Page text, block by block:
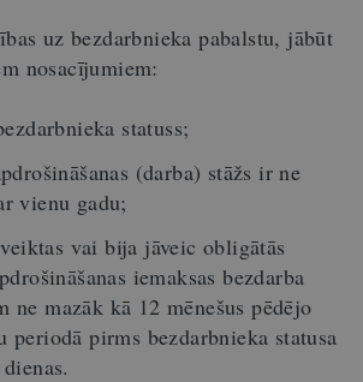
uz bezdarbnieka pabalstu, jābūt
nosacījumiem:
statuss;
(darba) stāžs ir ne
vienu gadu;
vai bija jāveic obligātās
iemaksas bezdarba
ne mazāk kā 12 mēnešus pēdējo
periodā pirms bezdarbnieka statusa